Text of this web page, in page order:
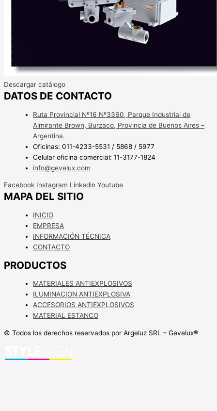
Descargar catálogo
DATOS DE CONTACTO
Ruta Provincial Nº16 Nº3360, Parque Industrial de
Almirante Brown, Burzaco, Provincia de Buenos Aires –
Argentina.
Oficinas: 011-4233-5531 / 5868 / 5977
Celular oficina comercial: 11-3177-1824
info@gevelux.com
Facebook Instagram Linkedin Youtube
MAPA DEL SITIO
INICIO
EMPRESA
INFORMACIÓN TÉCNICA
CONTACTO
PRODUCTOS
MATERIALES ANTIEXPLOSIVOS
ILUMINACION ANTIEXPLOSIVA
ACCESORIOS ANTIEXPLOSIVOS
MATERIAL ESTANCO
© Todos los derechos reservados por Argeluz SRL – Gevelux®️